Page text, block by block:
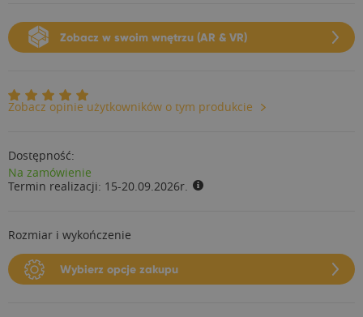
Zobacz w swoim wnętrzu (AR & VR)
Zobacz opinie użytkowników o tym produkcie
Dostępność:
Na zamówienie
Termin realizacji: 15-20.09.2026r.
Rozmiar i wykończenie
Wybierz opcje zakupu